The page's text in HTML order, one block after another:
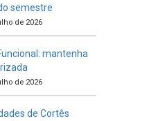
semestre
de 2026
mantenha
de 2026
de Cortês